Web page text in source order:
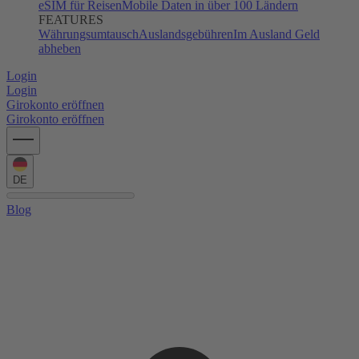
eSIM für ReisenMobile Daten in über 100 Ländern
FEATURES
WährungsumtauschAuslandsgebührenIm Ausland Geld
abheben
Login
Login
Girokonto eröffnen
Girokonto eröffnen
DE
Blog